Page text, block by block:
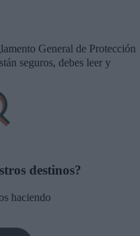
General de Protección
seguros, debes leer y
destinos?
haciendo